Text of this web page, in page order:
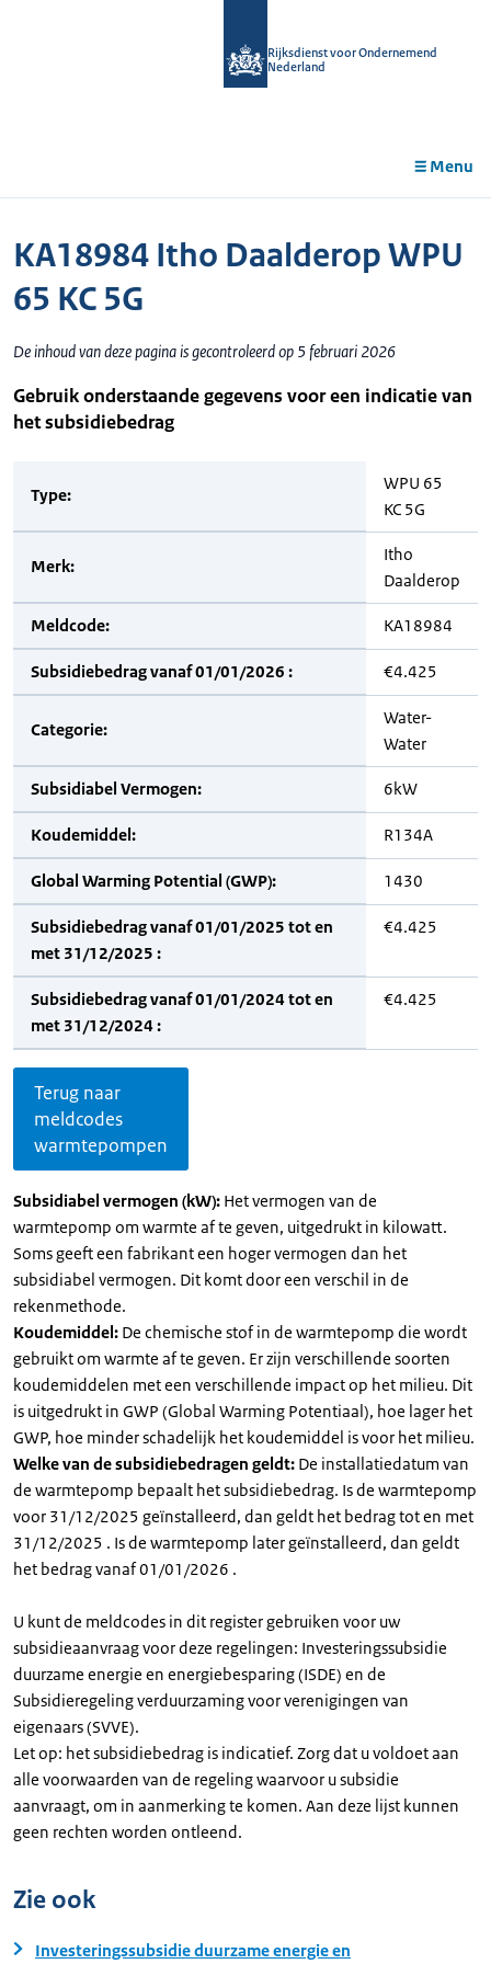
Rijksdienst voor Ondernemend
Nederland
Menu
KA18984 Itho Daalderop WPU
65 KC 5G
De inhoud van deze pagina is gecontroleerd op 5 februari 2026
Gebruik onderstaande gegevens voor een indicatie van
het subsidiebedrag
Type:
WPU 65
KC 5G
Merk:
Itho
Daalderop
Meldcode: KA18984
Subsidiebedrag vanaf 01/01/2026 : €4.425
Categorie:
Water-
Water
Subsidiabel Vermogen: 6kW
Koudemiddel: R134A
Global Warming Potential (GWP): 1430
Subsidiebedrag vanaf 01/01/2025 tot en
met 31/12/2025 :
€4.425
Subsidiebedrag vanaf 01/01/2024 tot en
met 31/12/2024 :
€4.425
Terug naar
meldcodes
warmtepompen
Subsidiabel vermogen (kW): Het vermogen van de
warmtepomp om warmte af te geven, uitgedrukt in kilowatt.
Soms geeft een fabrikant een hoger vermogen dan het
subsidiabel vermogen. Dit komt door een verschil in de
rekenmethode.
Koudemiddel: De chemische stof in de warmtepomp die wordt
gebruikt om warmte af te geven. Er zijn verschillende soorten
koudemiddelen met een verschillende impact op het milieu. Dit
is uitgedrukt in GWP (Global Warming Potentiaal), hoe lager het
GWP, hoe minder schadelijk het koudemiddel is voor het milieu.
Welke van de subsidiebedragen geldt: De installatiedatum van
de warmtepomp bepaalt het subsidiebedrag. Is de warmtepomp
voor 31/12/2025 geïnstalleerd, dan geldt het bedrag tot en met
31/12/2025 . Is de warmtepomp later geïnstalleerd, dan geldt
het bedrag vanaf 01/01/2026 .
U kunt de meldcodes in dit register gebruiken voor uw
subsidieaanvraag voor deze regelingen: Investeringssubsidie
duurzame energie en energiebesparing (ISDE) en de
Subsidieregeling verduurzaming voor verenigingen van
eigenaars (SVVE).
Let op: het subsidiebedrag is indicatief. Zorg dat u voldoet aan
alle voorwaarden van de regeling waarvoor u subsidie
aanvraagt, om in aanmerking te komen. Aan deze lijst kunnen
geen rechten worden ontleend.
Zie ook
Investeringssubsidie duurzame energie en